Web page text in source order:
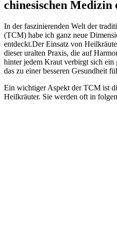
chinesischen Medizin
In​ der ⁣faszinierenden Welt der
⁤(TCM) habe‌ ich ganz neue
entdeckt.Der Einsatz von
dieser uralten Praxis, die auf​
hinter jedem Kraut‌ verbirgt sich⁣
‍das ‍zu einer besseren Gesundheit
Ein wichtiger Aspekt‍ der TCM ist
Heilkräuter. Sie werden oft in